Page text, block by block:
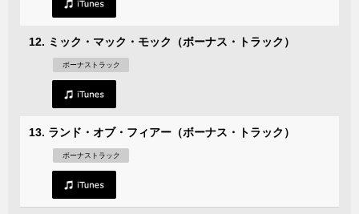
12. ミック・マック・モック（ボーナス・トラック）
ボーナストラック
13. ランド・オブ・フィアー（ボーナス・トラック）
ボーナストラック